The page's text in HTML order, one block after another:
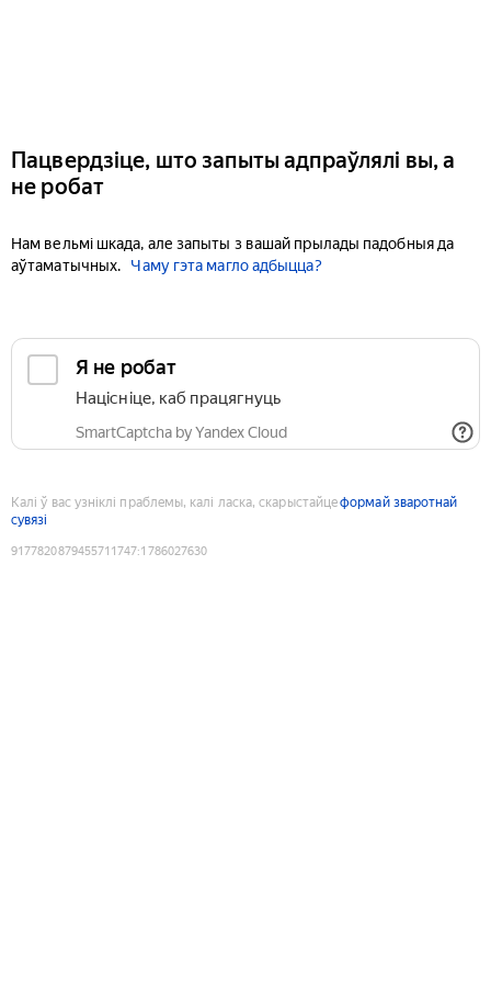
Пацвердзіце, што запыты адпраўлялі вы, а
не робат
Нам вельмі шкада, але запыты з вашай прылады падобныя да
аўтаматычных.
Чаму гэта магло адбыцца?
Я не робат
Націсніце, каб працягнуць
SmartCaptcha by Yandex Cloud
Калі ў вас узніклі праблемы, калі ласка, скарыстайцеформай зваротнай
сувязі
9177820879455711747:1786027630